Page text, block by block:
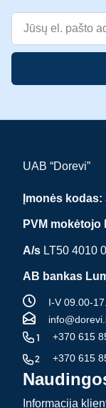
UAB “Dorevi”
Įmonės kodas:
PVM mokėtojo
A/s LT50 4010
AB bankas
I-V 09.00-
+370 615
+370 615
Informacija